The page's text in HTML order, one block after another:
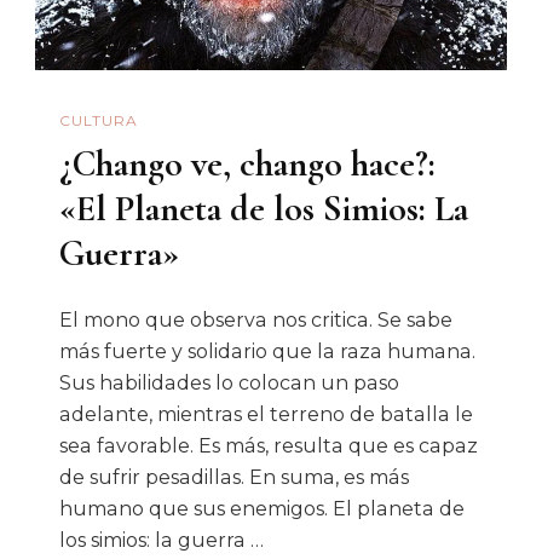
CULTURA
¿Chango ve, chango hace?:
«El Planeta de los Simios: La
Guerra»
El mono que observa nos critica. Se sabe
más fuerte y solidario que la raza humana.
Sus habilidades lo colocan un paso
adelante, mientras el terreno de batalla le
sea favorable. Es más, resulta que es capaz
de sufrir pesadillas. En suma, es más
humano que sus enemigos. El planeta de
los simios: la guerra …